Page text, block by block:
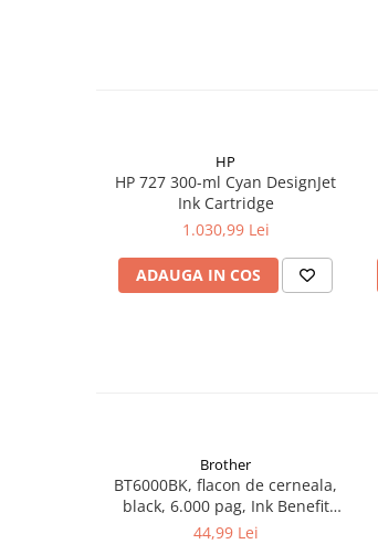
HP
HP 727 300-ml Cyan DesignJet
Ink Cartridge
1.030,99 Lei
ADAUGA IN COS
Brother
BT6000BK, flacon de cerneala,
black, 6.000 pag, Ink Benefit
DCP-T300/T500W/T700W
44,99 Lei